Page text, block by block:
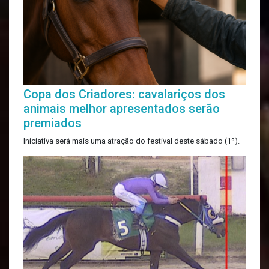
Copa dos Criadores: cavalariços dos
animais melhor apresentados serão
premiados
Iniciativa será mais uma atração do festival deste sábado (1º).